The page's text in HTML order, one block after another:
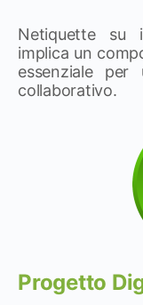
Netiquette su
implica un
essenziale
collaborativo.
Progetto